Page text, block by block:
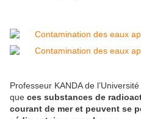
Professeur KANDA de
que ces substances de
courant de mer et peuvent se